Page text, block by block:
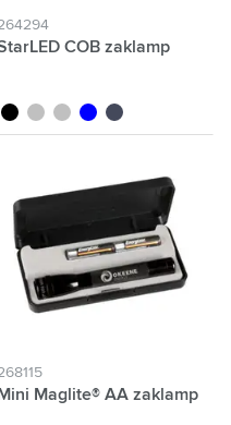
COB zaklamp
noir titanegun métal
bleu bleu nordique
Mini Maglite® AA zaklamp